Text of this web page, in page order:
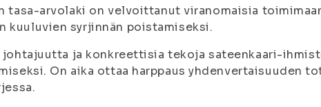
tasa-arvolaki on velvoittanut viranomaisia
kuuluvien syrjinnän poistamiseksi.
ja konkreettisia tekoja sateenkaari-
On aika ottaa harppaus yhdenvertaisuuden